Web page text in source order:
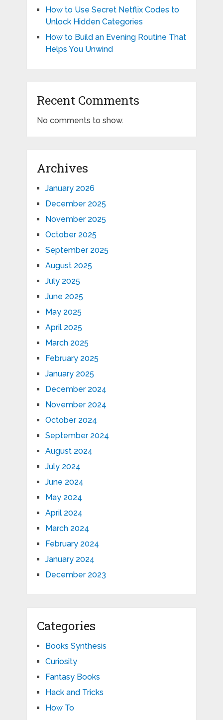
How to Use Secret Netflix Codes to
Unlock Hidden Categories
How to Build an Evening Routine That
Helps You Unwind
Recent Comments
No comments to show.
Archives
January 2026
December 2025
November 2025
October 2025
September 2025
August 2025
July 2025
June 2025
May 2025
April 2025
March 2025
February 2025
January 2025
December 2024
November 2024
October 2024
September 2024
August 2024
July 2024
June 2024
May 2024
April 2024
March 2024
February 2024
January 2024
December 2023
Categories
Books Synthesis
Curiosity
Fantasy Books
Hack and Tricks
How To